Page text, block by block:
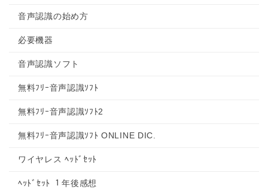
音声認識の始め方
必要機器
音声認識ソフト
無料ﾌﾘｰ音声認識ｿﾌﾄ
無料ﾌﾘｰ音声認識ｿﾌﾄ2
無料ﾌﾘｰ音声認識ｿﾌﾄ ONLINE DIC.
ワイヤレス ﾍｯﾄﾞｾｯﾄ
ﾍｯﾄﾞｾｯﾄ １年後感想